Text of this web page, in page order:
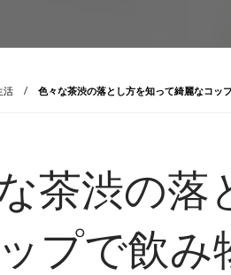
活 色々な茶渋の落とし方を知って綺麗なコッ
茶渋の落
プで飲み